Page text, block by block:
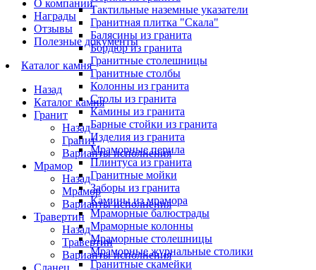
Тактильные наземные указатели
Гранитная плитка "Скала"
Балясины из гранита
Бордюр из гранита
Гранитные столешницы
Гранитные столбы
Колонны из гранита
Столы из гранита
Камины из гранита
Барные стойки из гранита
Изделия из гранита
Мраморные перила
Плинтуса из гранита
Гранитные мойки
Заборы из гранита
Камины из мрамора
Мраморные балюстрады
Мраморные колонны
Мраморные столешницы
Мраморные журнальные столики
Гранитные скамейки
О компании
Награды
Отзывы
Полезные документы
Каталог камня
Назад
Каталог камня
Гранит
Назад
Гранит
Варианты исполнения
Мрамор
Назад
Мрамор
Варианты исполнения
Травертин
Назад
Травертин
Варианты исполнения
Сланец